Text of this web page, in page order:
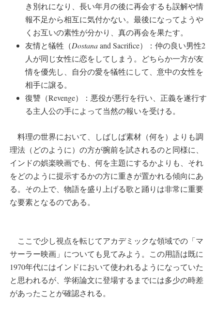
き別れになり、長い年月の後に再会するも誤解や情
報不足から相互に気付かない。最後になってようや
くお互いの素性が分かり、真の再会を果たす。
友情と犠牲（Dostanaand Sacrifice）：仲の良い男性2
人が同じ女性に恋をしてしまう。どちらか一方が友
情を優先し、自分の愛を犠牲にして、意中の女性を
相手に譲る。
復讐（Revenge）：悪役が悪行を行い、正義を遂行す
る主人公の手によって当然の報いを受ける。
料理の世界において、しばしば素材（何を）よりも調
理法（どのように）の方が腕前を試されるのと同様に、
インドの娯楽映画でも、何を主題にするかよりも、それ
をどのように提示するかの方に重きが置かれる傾向にあ
る。その上で、物語を盛り上げる歌と踊りは非常に重要
な要素となるのである。
ここで少し視点を転じてアカデミックな領域での「マ
サーラー映画」についても見てみよう。この用語は既に
1970年代にはインドにおいて使われるようになっていた
と思われるが、学術論文に登場するまでには多少の時差
があったことが確認される。